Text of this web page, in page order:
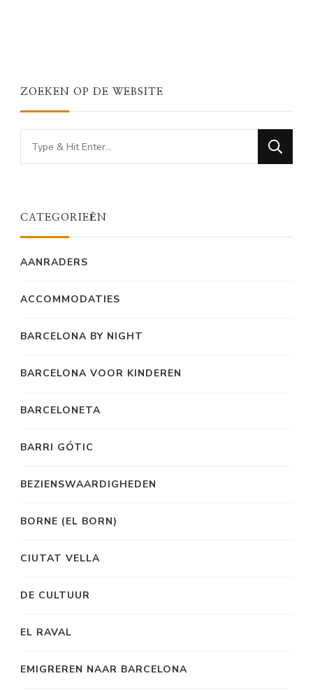
ZOEKEN OP DE WEBSITE
Looking
for
CATEGORIEËN
AANRADERS
ACCOMMODATIES
BARCELONA BY NIGHT
BARCELONA VOOR KINDEREN
BARCELONETA
BARRI GÓTIC
BEZIENSWAARDIGHEDEN
BORNE (EL BORN)
CIUTAT VELLA
DE CULTUUR
EL RAVAL
EMIGREREN NAAR BARCELONA